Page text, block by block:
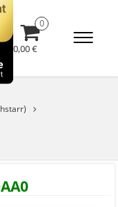
0,00 €